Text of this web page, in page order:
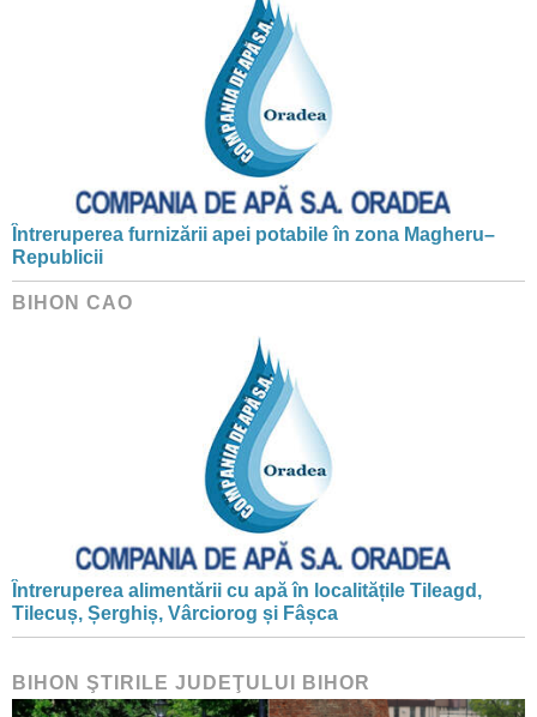
Întreruperea furnizării apei potabile în zona Magheru–
Republicii
BIHON CAO
Întreruperea alimentării cu apă în localitățile Tileagd,
Tilecuș, Șerghiș, Vârciorog și Fâșca
BIHON ŞTIRILE JUDEŢULUI BIHOR